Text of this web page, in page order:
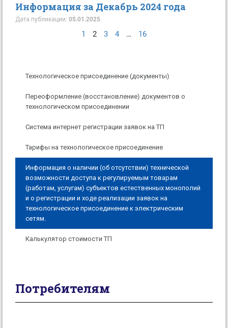
Информация за Декабрь 2024 года
Дата публикации: 05.01.2025
1 2 3 4 … 16
Технологическое присоединение (документы)
Переоформление (восстановление) документов о
технологическом присоединении
Система интернет регистрации заявок на ТП
Тарифы на технологическое присоединение
Информация о наличии (об отсутствии) технической
возможности доступа к регулируемым товарам
(работам, услугам) субъектов естественных монополий
и о регистрации и ходе реализации заявок на
технологическое присоединение к электрическим
сетям.
Калькулятор стоимости ТП
Потребителям